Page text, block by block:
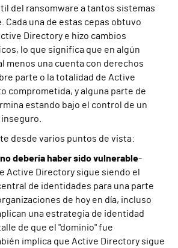
del ransomware a tantos sistemas
Cada una de estas cepas obtuvo
Directory e hizo cambios
lo que significa que en algún
menos una cuenta con derechos
parte o la totalidad de Active
comprometida, y alguna parte de
estando bajo el control de un
inseguro.
desde varios puntos de vista:
debería haber sido vulnerable-
Active Directory sigue siendo el
de identidades para una parte
de hoy en día, incluso
una estrategia de identidad
de que el "dominio" fue
implica que Active Directory sigue